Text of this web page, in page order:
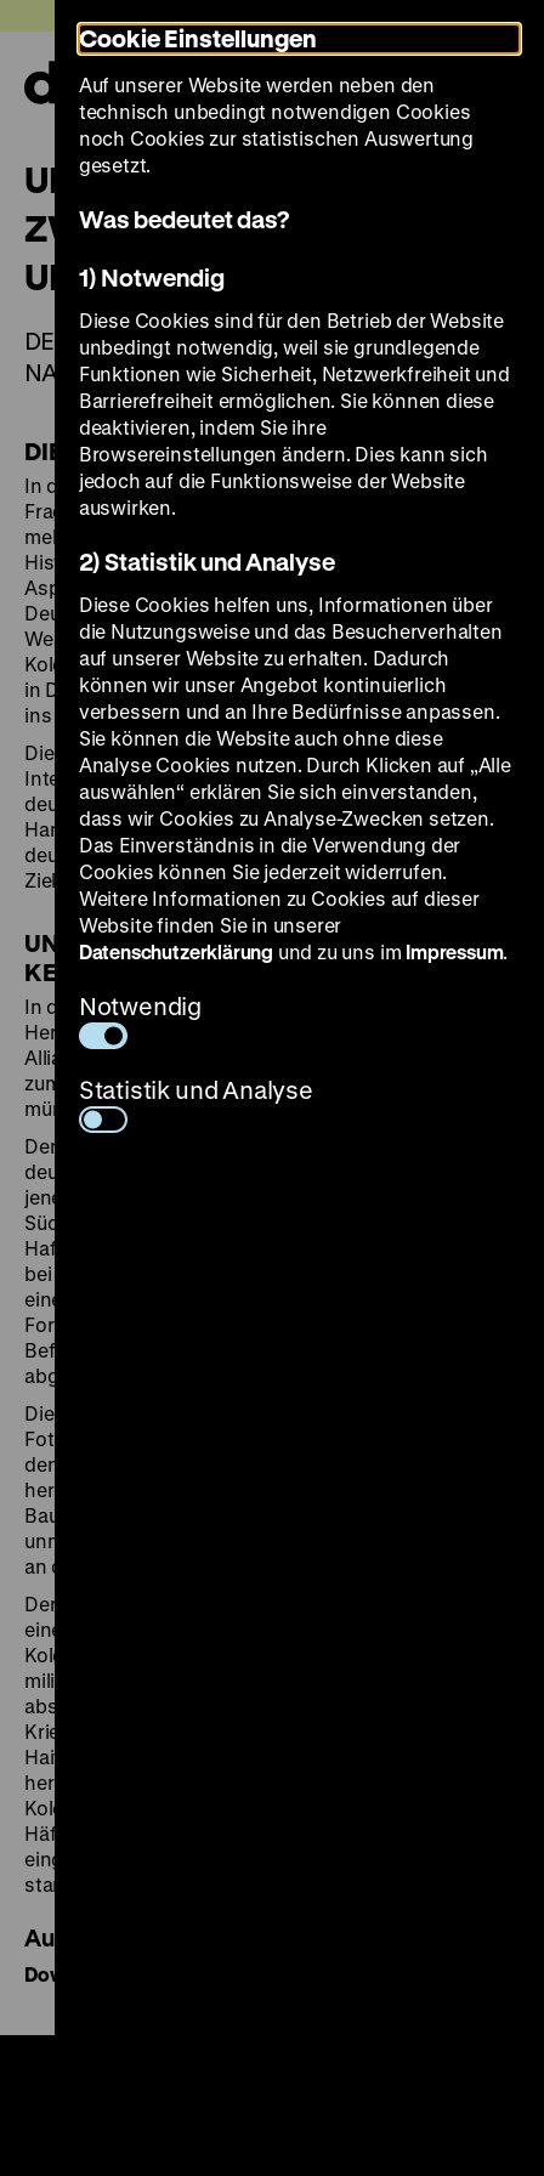
zum
Seiteninhalt
springen
UNTERSPÜLTER BAHNDAMM
ZWISCHEN KEETMANSHOOP
UND LÜDERITZ
DEUTSCH-SÜDWESTAFRIKA (HEUTE
NAMIBIA), UM 1910
DIE AUSSTELLUNG
In der Ausstellung "Deutscher Kolonialismus.
Fragmente seiner Geschichte und Gegenwart" mit
mehr als 500 Exponaten befasst sich das Deutsche
Historische Museum erstmals mit den verschiedenen
Aspekten des deutschen Kolonialismus. Obwohl das
Deutsche Reich von 1884 bis zum Ende des Ersten
Weltkriegs 1918 eine der großen europäischen
Kolonialmächte war, rückt die koloniale Vergangenheit
in Deutschland erst seit wenigen Jahren zunehmend
ins öffentliche Bewusstsein.
Die Ausstellung bietet spannende Einblicke in die
Interessen, den Verlauf und die Dynamiken der
deutschen Kolonialgeschichte und erzählt von den
Handlungsräumen, in denen ein breites Spektrum
deutscher, afrikanischer und ozeanischer Akteure ihre
Ziele und Motive verfolgte.
UNTERSPÜLTER BAHNDAMM ZWISCHEN
KEETMANSHOOP UND LÜDERITZ
In den Kolonien reichten die vielfältigen
Herrschaftsbeziehungen von lokal geprägten
Allianzen und der Ausübung alltäglicher Gewalt bis hin
zum Kolonialkrieg in Namibia, der in den Völkermord
mündete.
Der Damm bei Feldschuhhorn wurde von der
deutschen Kolonialmacht zwischen 1906 und 1907 an
jener Bahnstrecke errichtet, die Keetmanshoop im
Süden der Kolonie Deutsch-Südwestafrika an den
Hafen in Lüderitz anbinden sollte. Der Eisenbahn fiel
bei der infrastrukturellen Erschließung der Kolonien
eine besondere Bedeutung zu. Als Sinnbild des
Fortschritts wurde der Bau von Bahnstrecken von
Befürwortern beschworen und von Kritikern als Utopie
abgelehnt.
Die wenige Jahre nach der Errichtung aufgenommene
Fotografie zeigt einen Schutztruppensoldaten, der auf
den unterspülten Gleisen kauert und jeglicher
heroischen Pose entbehrt. Unsichtbar bleibt die
Baugeschichte der Eisenbahnstrecke, die in
unmittelbarem Zusammenhang mit dem Völkermord
an den Herero und Nama steht.
Der zügig vorangetriebene Streckenabschnitt sollte
eine direkte Versorgung der deutschen
Kolonialtruppen ermöglichen und langfristig die
militärische Beherrschung des Südens der Kolonie
absichern. Zu den Bauarbeiten wurden
Kriegsgefangene aus dem Konzentrationslager auf der
Haifischinsel in Lüderitz in Zwangsarbeit
herangezogen. Zahlen der deutschen
Kolonialverwaltung belegen, dass von den 2014
Häftlingen, die zwischen Januar 1906 und Juni 1907
eingesetzt wurden, 1359 während der Bauarbeiten
starben.
Audioquelle
Download (MP3)
Cookie Einstellungen
Auf unserer Website werden neben den
technisch unbedingt notwendigen Cookies
noch Cookies zur statistischen Auswertung
gesetzt.
Was bedeutet das?
1) Notwendig
Diese Cookies sind für den Betrieb der Website
unbedingt notwendig, weil sie grundlegende
Funktionen wie Sicherheit, Netzwerkfreiheit und
Barrierefreiheit ermöglichen. Sie können diese
deaktivieren, indem Sie ihre
Browsereinstellungen ändern. Dies kann sich
jedoch auf die Funktionsweise der Website
auswirken.
2) Statistik und Analyse
Diese Cookies helfen uns, Informationen über
die Nutzungsweise und das Besucherverhalten
auf unserer Website zu erhalten. Dadurch
können wir unser Angebot kontinuierlich
verbessern und an Ihre Bedürfnisse anpassen.
Sie können die Website auch ohne diese
Analyse Cookies nutzen. Durch Klicken auf „Alle
auswählen“ erklären Sie sich einverstanden,
dass wir Cookies zu Analyse-Zwecken setzen.
Das Einverständnis in die Verwendung der
Cookies können Sie jederzeit widerrufen.
Weitere Informationen zu Cookies auf dieser
Website finden Sie in unserer
Datenschutzerklärung und zu uns im Impressum.
Notwendig
Statistik und Analyse